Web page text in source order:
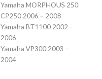
Yamaha MORPHOUS 250
CP250 2006 – 2008
Yamaha BT1100 2002 –
2006
Yamaha VP300 2003 –
2004